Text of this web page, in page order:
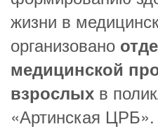
жизни в
организовано
медицинской
взрослых в
«Артинская ЦРБ».